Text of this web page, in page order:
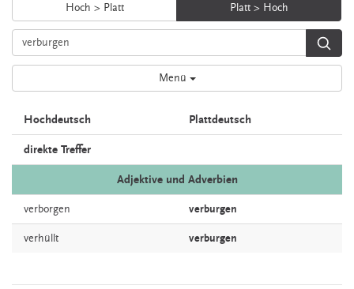
Hoch > Platt Platt > Hoch
Menü
Hochdeutsch Plattdeutsch
direkte Treffer
Adjektive und Adverbien
verborgen verburgen
verhüllt verburgen